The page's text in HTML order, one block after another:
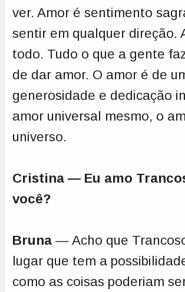
ver. Amor é sentimento
sentir em qualquer direção.
todo. Tudo o que a gente
de dar amor. O amor é de
generosidade e dedicação
amor universal mesmo, o
universo.
Cristina — Eu amo
você?
Bruna— Acho que
lugar que tem a
como as coisas poderiam